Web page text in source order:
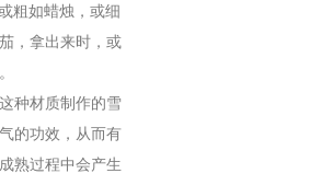
粗如蜡烛，或细
，拿出来时，或
种材质制作的雪
的功效，从而有
熟过程中会产生